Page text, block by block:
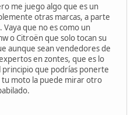
me juego algo que es un
otras marcas, a parte
que no es como un
o Citroën que solo tocan su
aunque sean vendedores de
en zontes, que es lo
principio que podrías ponerte
tu moto la puede mirar otro